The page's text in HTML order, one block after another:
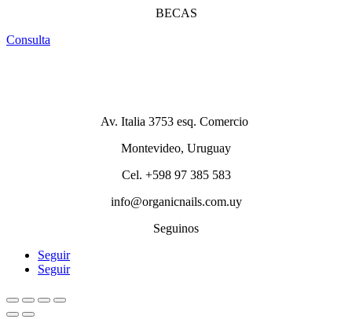
BECAS
Consulta
Av. Italia 3753 esq. Comercio
Montevideo, Uruguay
Cel. +598 97 385 583
info@organicnails.com.uy
Seguinos
Seguir
Seguir